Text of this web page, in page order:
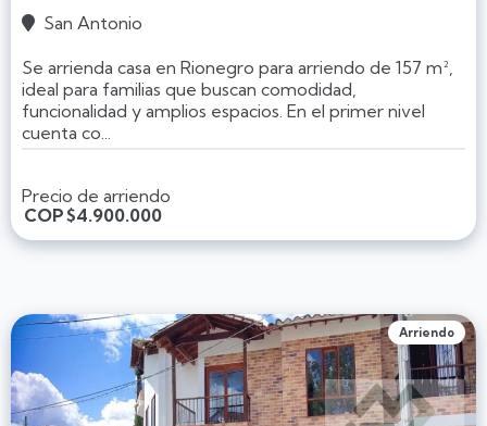
 San Antonio
Se arrienda casa en Rionegro para arriendo de 157 m²,
ideal para familias que buscan comodidad,
funcionalidad y amplios espacios. En el primer nivel
cuenta co...
Precio de arriendo
COP$4.900.000
Arriendo